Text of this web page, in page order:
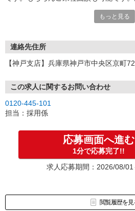
もっと見る
連絡先住所
【神戸支店】兵庫県神戸市中央区京町
この求人に関するお問い合わせ
0120-445-101
担当：採用係
応募画面へ進む
1分で応募完了!!
求人応募期間：2026/08/
閲覧履歴を見